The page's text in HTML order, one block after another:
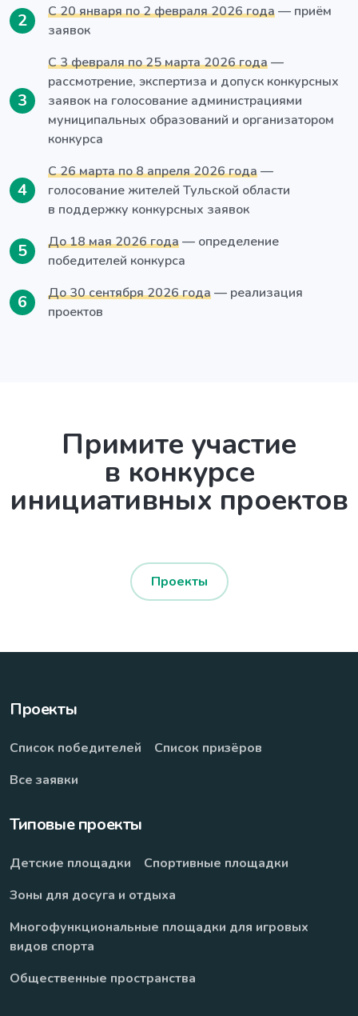
2 С 20 января по 2 февраля 2026 года— приём
заявок
3
С 3 февраля по 25 марта 2026 года—
рассмотрение, экспертиза и допуск конкурсных
заявок на голосование администрациями
муниципальных образований и организатором
конкурса
4
С 26 марта по 8 апреля 2026 года—
голосование жителей Тульской области
в поддержку конкурсных заявок
5 До 18 мая 2026 года— определение
победителей конкурса
6 До 30 сентября 2026 года— реализация
проектов
Примите участие
в конкурсе
инициативных проектов
Проекты
Проекты
Список победителей
Список призёров
Все заявки
Типовые проекты
Детские площадки
Спортивные площадки
Зоны для досуга и отдыха
Многофункциональные площадки для игровых
видов спорта
Общественные пространства